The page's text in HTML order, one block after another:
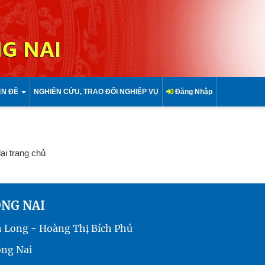
NAI
ĐỀ NGHIÊN CỨU, TRAO ĐỔI NGHIỆP VỤ Đăng Nhập
trang chủ
NAI
Long - Hoàng Thị Bích Phú
Nai